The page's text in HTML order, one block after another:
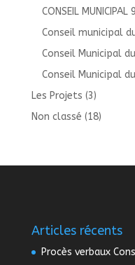
CONSEIL MUNICIPAL
Conseil municipal
Conseil Municipal
Conseil Municipal
Les Projets (3)
Non classé (18)
Articles récents
Procès verbaux